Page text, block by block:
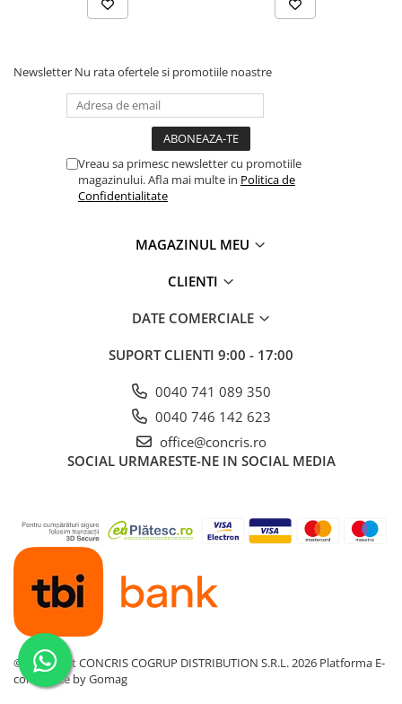
Newsletter Nu rata ofertele si promotiile noastre
Vreau sa primesc newsletter cu promotiile
magazinului. Afla mai multe in Politica de
Confidentialitate
MAGAZINUL MEU
CLIENTI
DATE COMERCIALE
SUPORT CLIENTI 9:00 - 17:00
0040 741 089 350
0040 746 142 623
office@concris.ro
SOCIAL URMARESTE-NE IN SOCIAL MEDIA
©Copyright CONCRIS COGRUP DISTRIBUTION S.R.L. 2026 Platforma E-
commerce by Gomag